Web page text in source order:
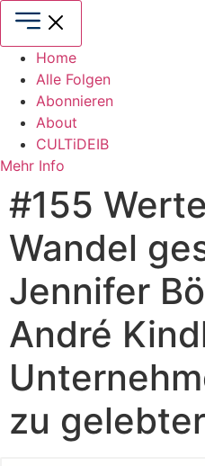
Zum
Inhalt
springenHome
Alle Folgen
Abonnieren
About
CULTiDEIB
Mehr Info
#155
Wandel
Jennifer
André
zu